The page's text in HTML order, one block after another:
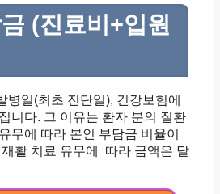
(진료비+입원
병일(최초 진단일), 건강보험에
니다. 그 이유는 환자 분의 질환
무에 따라 본인 부담금 비율이
활 치료 유무에
따라 금액은 달